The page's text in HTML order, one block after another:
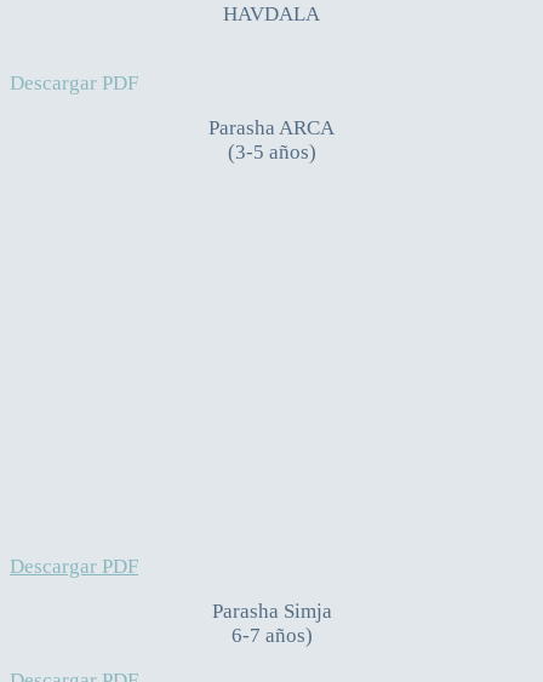
HAVDALA
Descargar PDF
Parasha ARCA
(3-5 años)
Descargar PDF
Parasha Simja
6-7 años)